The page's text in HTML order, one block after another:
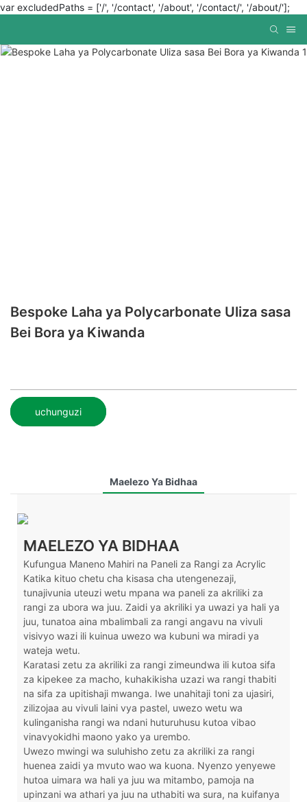
var excludedPaths = ['/', '/contact', '/about', '/contact/', '/about/'];
Bespoke Laha ya Polycarbonate Uliza sasa
Bei Bora ya Kiwanda
uchunguzi
Maelezo Ya Bidhaa
MAELEZO YA BIDHAA
Kufungua Maneno Mahiri na Paneli za Rangi za Acrylic
Katika kituo chetu cha kisasa cha utengenezaji,
tunajivunia uteuzi wetu mpana wa paneli za akriliki za
rangi za ubora wa juu. Zaidi ya akriliki ya uwazi ya hali ya
juu, tunatoa aina mbalimbali za rangi angavu na vivuli
visivyo wazi ili kuinua uwezo wa kubuni wa miradi ya
wateja wetu.
Karatasi zetu za akriliki za rangi zimeundwa ili kutoa sifa
za kipekee za macho, kuhakikisha uzazi wa rangi thabiti
na sifa za upitishaji mwanga. Iwe unahitaji toni za ujasiri,
zilizojaa au vivuli laini vya pastel, uwezo wetu wa
kulinganisha rangi wa ndani huturuhusu kutoa vibao
vinavyokidhi maono yako ya urembo.
Uwezo mwingi wa suluhisho zetu za akriliki za rangi
huenea zaidi ya mvuto wao wa kuona. Nyenzo yenyewe
hutoa uimara wa hali ya juu wa mitambo, pamoja na
upinzani wa athari ya juu na uthabiti wa sura, na kuifanya